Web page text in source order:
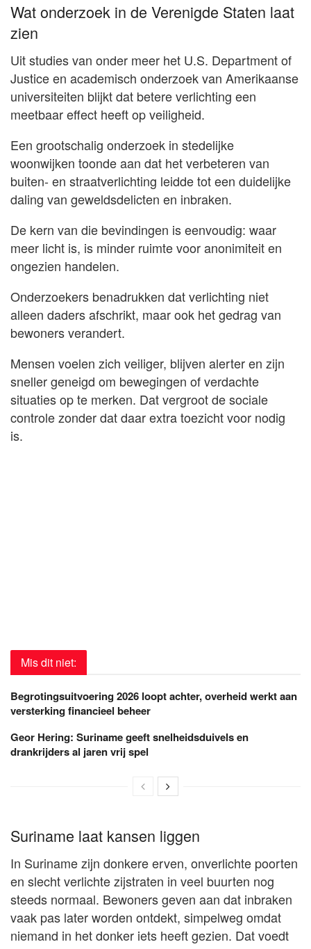
Wat onderzoek in de Verenigde Staten laat
zien
Uit studies van onder meer het U.S. Department of
Justice en academisch onderzoek van Amerikaanse
universiteiten blijkt dat betere verlichting een
meetbaar effect heeft op veiligheid.
Een grootschalig onderzoek in stedelijke
woonwijken toonde aan dat het verbeteren van
buiten- en straatverlichting leidde tot een duidelijke
daling van geweldsdelicten en inbraken.
De kern van die bevindingen is eenvoudig: waar
meer licht is, is minder ruimte voor anonimiteit en
ongezien handelen.
Onderzoekers benadrukken dat verlichting niet
alleen daders afschrikt, maar ook het gedrag van
bewoners verandert.
Mensen voelen zich veiliger, blijven alerter en zijn
sneller geneigd om bewegingen of verdachte
situaties op te merken. Dat vergroot de sociale
controle zonder dat daar extra toezicht voor nodig
is.
Mis dit niet:
Begrotingsuitvoering 2026 loopt achter, overheid werkt aan
versterking financieel beheer
Geor Hering: Suriname geeft snelheidsduivels en
drankrijders al jaren vrij spel
Suriname laat kansen liggen
In Suriname zijn donkere erven, onverlichte poorten
en slecht verlichte zijstraten in veel buurten nog
steeds normaal. Bewoners geven aan dat inbraken
vaak pas later worden ontdekt, simpelweg omdat
niemand in het donker iets heeft gezien. Dat voedt